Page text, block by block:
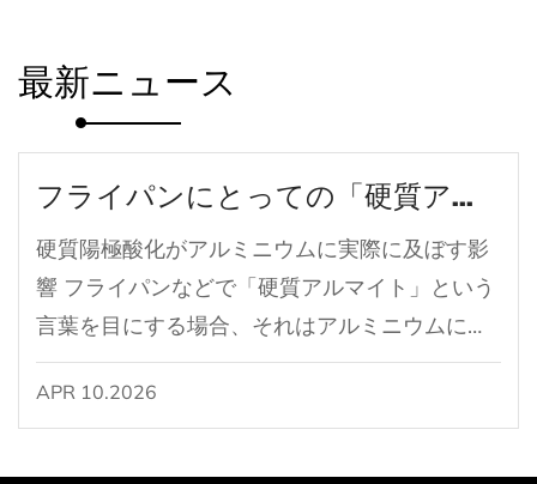
最新ニュース
フライパンにとっての「硬質アルマイト」とは一体何なのでしょうか？
硬質陽極酸化がアルミニウムに実際に及ぼす影
響 フライパンなどで「硬質アルマイト」という
言葉を目にする場合、それはアルミニウムに施
される特殊な電気化学的表面処理を指します。
プロセスは次のように呼ばれます 硬質陽極酸化
APR 10.2026